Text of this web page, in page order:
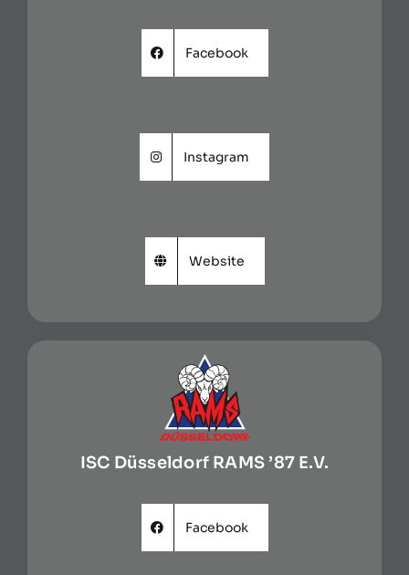
Facebook
Instagram
Website
ISC Düsseldorf RAMS ’87 E.V.
Facebook